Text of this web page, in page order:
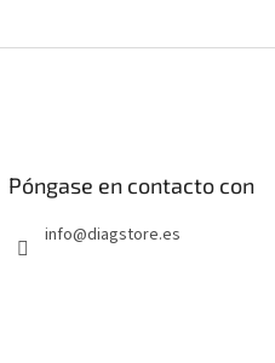
o
Póngase en contacto con
info@diagstore.es